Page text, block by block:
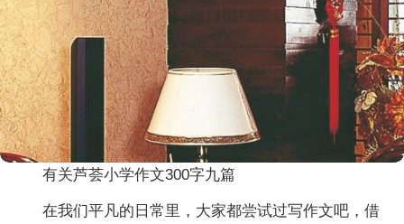
有关芦荟小学作文300字九篇
在我们平凡的日常里，大家都尝试过写作文吧，借